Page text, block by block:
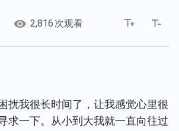
2,816 次观看
扰我很长时间了，让我感觉心里很
求一下。从小到大我就一直向往过